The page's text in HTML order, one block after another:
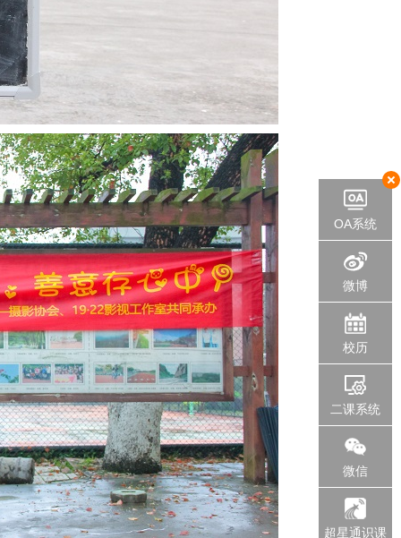
OA系统
微博
校历
二课系统
微信
超星通识课